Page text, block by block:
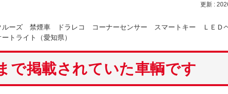
更新 :
ーズ 禁煙車 ドラレコ コーナーセンサー スマートキー ＬＥＤ
ライト（愛知県）
で掲載されていた車輌です